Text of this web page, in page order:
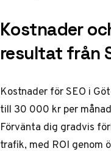
Kostnader
resultat från
Kostnader för SEO i
till 30 000 kr per
Förvänta dig gradvis
trafik, med ROI genom